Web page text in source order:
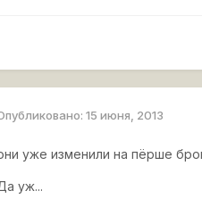
15 июня, 2013
уже изменили на пёрше
уж...